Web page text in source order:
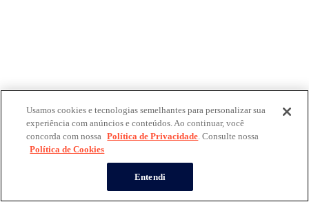
Usamos cookies e tecnologias semelhantes para personalizar sua
experiência com anúncios e conteúdos. Ao continuar, você
concorda com nossa Política de Privacidade. Consulte nossa
Política de Cookies
Entendi